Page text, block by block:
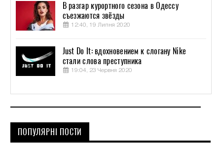
В разгар курортного сезона в Одессу
съезжаются звёзды
12:40, 19 Липня 2020
Just Do It: вдохновением к слогану Nike
стали слова преступника
19:04, 23 Червня 2020
ПОПУЛЯРНІ ПОСТИ